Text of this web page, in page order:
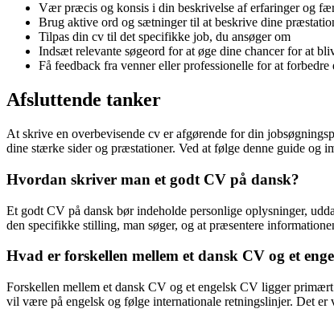
Vær præcis og konsis i din beskrivelse af erfaringer og
Brug aktive ord og sætninger til at beskrive dine
Tilpas din cv til det specifikke job, du ansøger om
Indsæt relevante søgeord for at øge dine chancer for at
Få feedback fra venner eller professionelle for at forbedre
Afsluttende tanker
At skrive en overbevisende cv er afgørende for din
dine stærke sider og præstationer. Ved at følge denne guide og
Hvordan skriver man et godt CV på dansk?
Et godt CV på dansk bør indeholde personlige oplysninger,
den specifikke stilling, man søger, og at præsentere
Hvad er forskellen mellem et dansk CV og et
Forskellen mellem et dansk CV og et engelsk CV ligger
vil være på engelsk og følge internationale retningslinjer. Det